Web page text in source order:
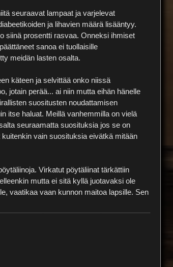
seuraavat lampaat ja varjelevat
ja lihavien määrä lisääntyy.
siinä prosentti rasvaa. Onneksi ihmiset
sanoa ei tuollaisille
meidän lasten osalta.
käteen ja selvittää onko niissä
jotain perää... ai niin mutta eihän hänelle
suositusten noudattamisen
itse haluat. Meillä vanhemmilla on vielä
seuraamatta suosituksia jos se on
vain suosituksia eivätkä mitään
Virkatut pöytäliinat tärkättiin
mutta ei sitä kyllä juotavaksi ole
vaatikaa vaan kunnon maitoa lapsille. Sen